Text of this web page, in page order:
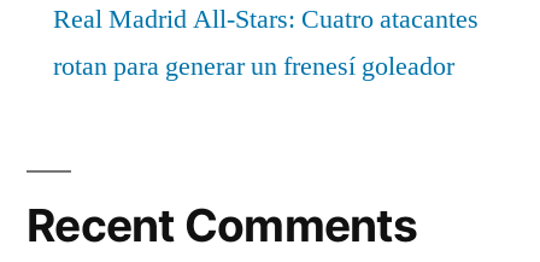
Real Madrid All-Stars: Cuatro atacantes
rotan para generar un frenesí goleador
Recent Comments